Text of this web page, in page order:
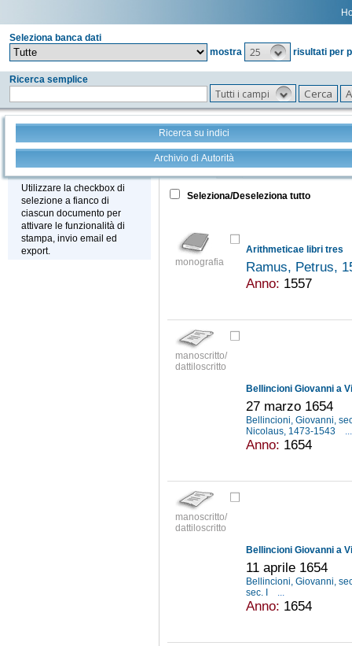
Seleziona banca dati
mostra
25 risultati per
Ricerca semplice
Tutti i campi
Ricerca su indici
Archivio di Autorità
Stampa - Email - Export
Utilizzare la checkbox di
selezione a fianco di
ciascun documento per
attivare le funzionalità di
stampa, invio email ed
export.
Tutto +
Seleziona/Deseleziona tutto
monografia
Arithmeticae libri tres
Ramus, Petrus,
Anno: 1557
manoscritto/
dattiloscritto
Bellincioni Giovanni a
27 marzo 1654
Bellincioni, Giovanni,
Nicolaus, 1473-1543
...
Anno: 1654
manoscritto/
dattiloscritto
Bellincioni Giovanni a
11 aprile 1654
Bellincioni, Giovanni,
sec. I
...
Anno: 1654